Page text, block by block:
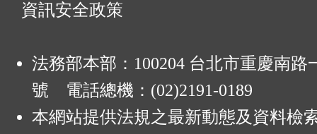
資訊安全政策
法務部本部：100204 台北市重慶南路
號 電話總機：(02)2191-0189
本網站提供法規之最新動態及資料檢